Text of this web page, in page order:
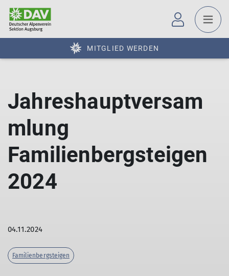
MITGLIED WERDEN
Jahreshauptversam
mlung
Familienbergsteigen
2024
04.11.2024
Familienbergsteigen